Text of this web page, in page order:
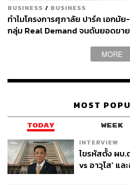
BUSINESS / BUSINESS
ทำไมโครงการศุภาลัย ปาร์ค เอกมั
กลุ่ม Real Demand จนดันยอดขา
MORE
MOST
TODAY WEEK
INTERVIEW
ไขรหัสตั้ง ผบ.
vs อาวุโส’ แ